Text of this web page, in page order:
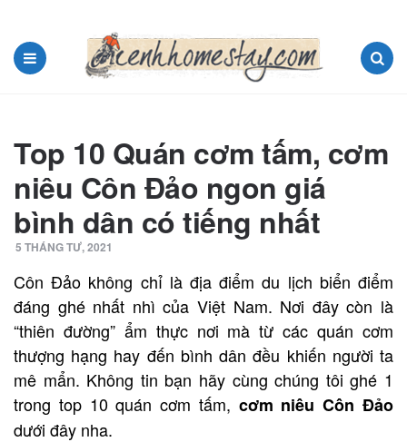
Top 10 Quán cơm tấm, cơm
niêu Côn Đảo ngon giá
bình dân có tiếng nhất
5 THÁNG TƯ, 2021
Côn Đảo không chỉ là địa điểm du lịch biển điểm
đáng ghé nhất nhì của Việt Nam. Nơi đây còn là
“thiên đường” ẩm thực nơi mà từ các quán cơm
thượng hạng hay đến bình dân đều khiến người ta
mê mẩn. Không tin bạn hãy cùng chúng tôi ghé 1
trong top 10 quán cơm tấm, cơm niêu Côn Đảo
dưới đây nha.